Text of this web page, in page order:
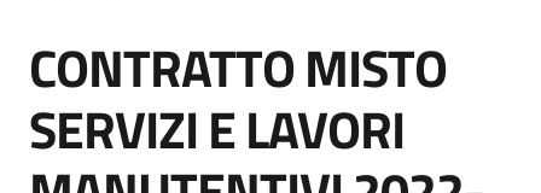
Bandi
e
di
Salta al contenuto
CONTRATTO MISTO
SERVIZI E LAVORI